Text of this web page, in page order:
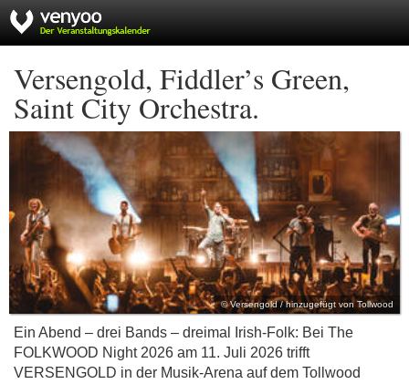
Versengold, Fiddler’s Green,
Saint City Orchestra.
© Versengold / hinzugefügt von Tollwood
Ein Abend – drei Bands – dreimal Irish-Folk: Bei The
FOLKWOOD Night 2026 am 11. Juli 2026 trifft
VERSENGOLD in der Musik-Arena auf dem Tollwood